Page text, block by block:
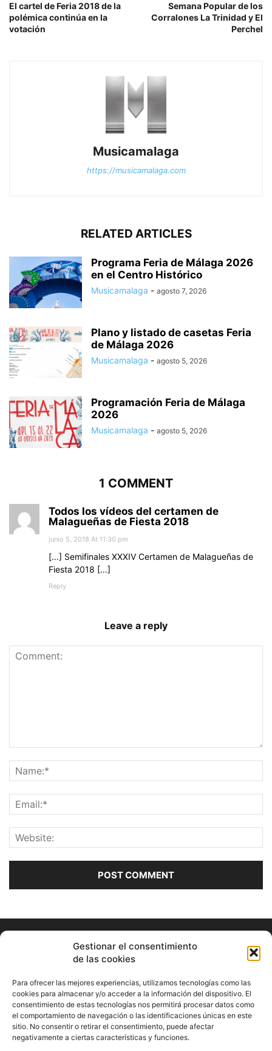
Gestionar el consentimiento
de las cookies
Para ofrecer las mejores experiencias, utilizamos tecnologías como las
cookies para almacenar y/o acceder a la información del dispositivo. El
consentimiento de estas tecnologías nos permitirá procesar datos como
el comportamiento de navegación o las identificaciones únicas en este
sitio. No consentir o retirar el consentimiento, puede afectar
negativamente a ciertas características y funciones.
El cartel de Feria 2018 de la
polémica continúa en la
votación
Semana Popular de los
Corralones La Trinidad y El
Perchel
Musicamalaga
https://musicamalaga.com
RELATED ARTICLES
Programa Feria de Málaga 2026
en el Centro Histórico
Musicamalaga - agosto 7, 2026
Plano y listado de casetas Feria
de Málaga 2026
Musicamalaga - agosto 5, 2026
Programación Feria de Málaga
2026
Musicamalaga - agosto 5, 2026
1 COMMENT
Todos los vídeos del certamen de
Malagueñas de Fiesta 2018
junio 5, 2018 At 11:30 pm
[…] Semifinales XXXIV Certamen de Malagueñas de
Fiesta 2018 […]
Reply
Leave a reply
ABOUT US
Información Cultural de Málaga y otros de interés general